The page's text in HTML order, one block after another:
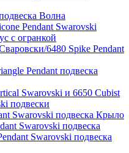
Волна
Pendant Swarovski
c огранкой
6480 Spike Pendant
Pendant подвеска
Swarovski и 6650 Cubist
подвески
Swarovski подвеска Крыло
Swarovski подвеска
Swarovski подвеска